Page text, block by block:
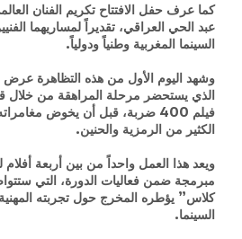
كما عرف حفل الافتتاح تكريم الفنان
عبد الحي العراقي، تقديراً لمساريهما
السينما المغربية وطنياً ودولياً.
الذي يستحضر مرحلة المراهقة من
فيلم 400 ضربة، قبل أن يخوض
الكثير من الرمزية والحنين.
ويعد هذا العمل واحداً من بين أربعة
مبرمجة ضمن فعاليات الدورة، التي
كلاس” يؤطره المخرج حول تجربته
السينما.